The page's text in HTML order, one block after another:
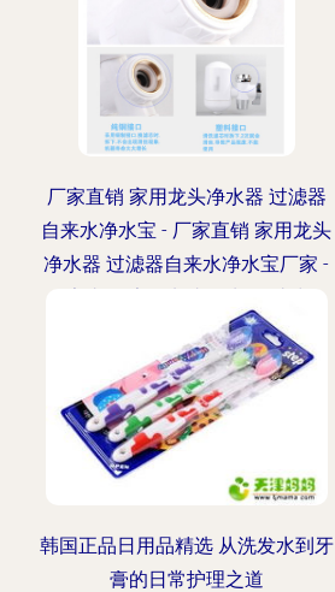
厂家直销 家用龙头净水器 过滤器
自来水净水宝 - 厂家直销 家用龙头
净水器 过滤器自来水净水宝厂家 -
自来水净水宝价格 - 义乌市开拓日
用品厂 -
韩国正品日用品精选 从洗发水到牙
膏的日常护理之道